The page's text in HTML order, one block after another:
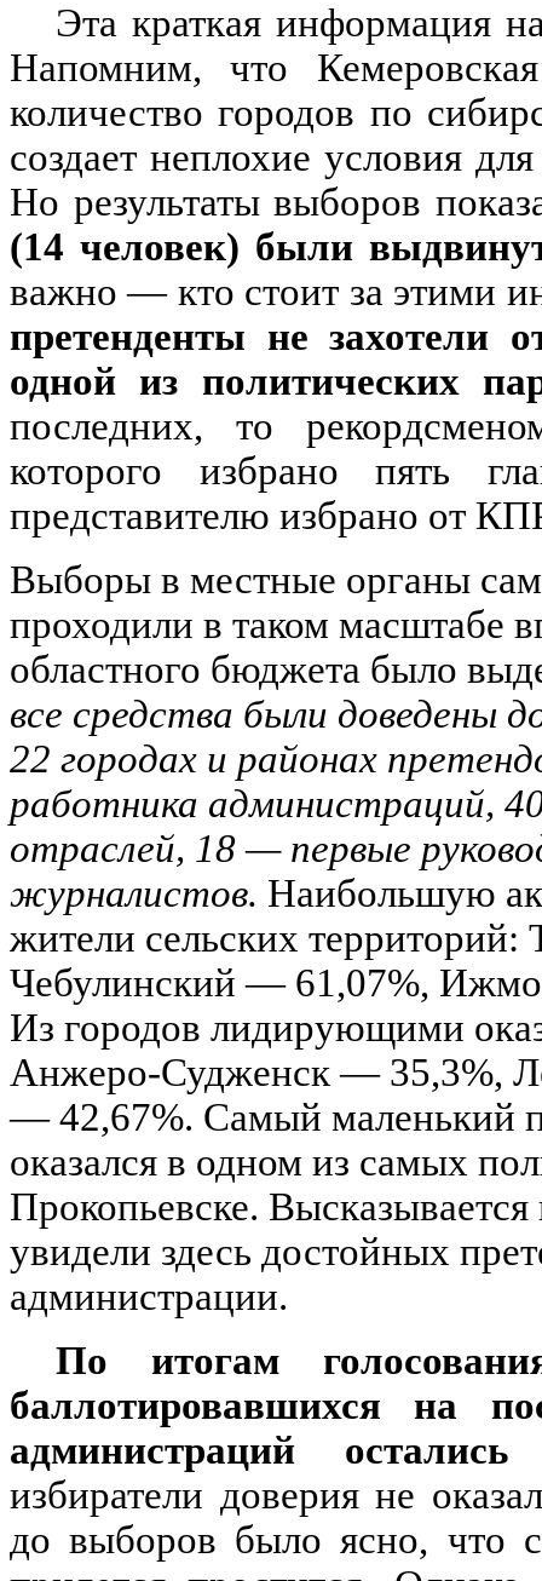
Эта краткая информация
Напомним, что
количество городов по
создает неплохие условия
Но результаты выборов
(14 человек) были
важно — кто стоит за этими
претенденты не захотели
одной из политических
последних, то
которого избрано пять
представителю избрано от
Выборы в местные органы
проходили в таком масштабе
областного бюджета было
все средства были доведены
22 городах и районах
работника администраций,
отраслей, 18 — первые
журналистов. Наибольшую
жители сельских
Чебулинский — 61,07%,
Из городов лидирующими
Анжеро-Судженск — 35,3%,
— 42,67%. Самый маленький
оказался в одном из самых
Прокопьевске.
увидели здесь достойных
администрации.
По итогам
баллотировавшихся на
администраций
избиратели доверия не
до выборов было ясно, что